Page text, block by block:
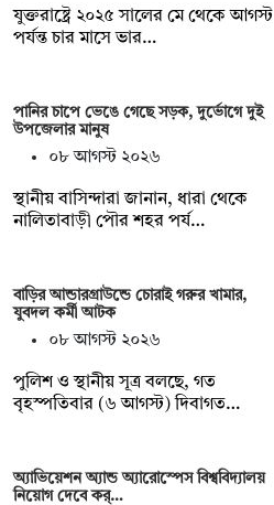
যুক্তরাষ্ট্রে ২০২৫ সালের মে থেকে আগস্ট
পর্যন্ত চার মাসে ভার…
পানির চাপে ভেঙে গেছে সড়ক, দুর্ভোগে দুই
উপজেলার মানুষ
০৮ আগস্ট ২০২৬
স্থানীয় বাসিন্দারা জানান, ধারা থেকে
নালিতাবাড়ী পৌর শহর পর্য…
বাড়ির আন্ডারগ্রাউন্ডে চোরাই গরুর খামার,
যুবদল কর্মী আটক
০৮ আগস্ট ২০২৬
পুলিশ ও স্থানীয় সূত্র বলছে, গত
বৃহস্পতিবার (৬ আগস্ট) দিবাগত…
অ্যাভিয়েশন অ্যান্ড অ্যারোস্পেস বিশ্ববিদ্যালয়
নিয়োগ দেবে কর্…